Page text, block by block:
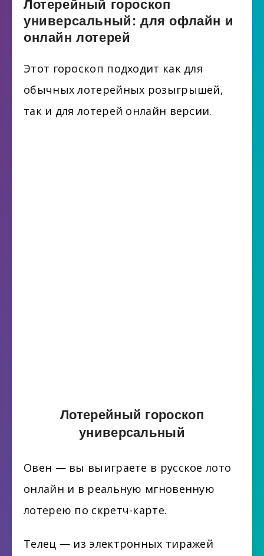
Лотерейный гороскоп
универсальный: для офлайн и
онлайн лотерей
Этот гороскоп подходит как для
обычных лотерейных розыгрышей,
так и для лотерей онлайн версии.
Лотерейный гороскоп
универсальный
Овен — вы выиграете в русское лото
онлайн и в реальную мгновенную
лотерею по скретч-карте.
Телец — из электронных тиражей